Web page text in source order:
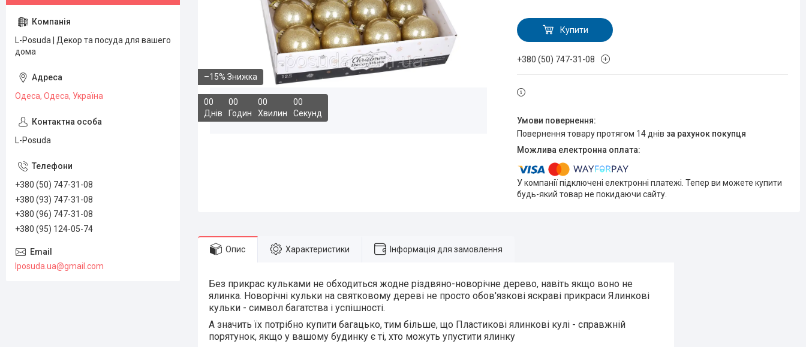
–15%
00
Днів
00
Годин
00
Хвилин
00
Секунд
Купити
+380 (50) 747-31-08
повернення товару протягом 14 днів за рахунок покупця
У компанії підключені електронні платежі. Тепер ви можете купити
будь-який товар не покидаючи сайту.
Опис Характеристики Інформація для замовлення
Без прикрас кульками не обходиться жодне різдвяно-новорічне дерево, навіть якщо воно не
ялинка. Новорічні кульки на святковому дереві не просто обов'язкові яскраві прикраси Ялинкові
кульки - символ багатства і успішності.
А значить їх потрібно купити багацько, тим більше, що Пластикові ялинкові кулі - справжній
порятунок, якщо у вашому будинку є ті, хто можуть упустити ялинку
L-Posuda | Декор та посуда для вашего
дома
Одеса, Одеса, Україна
L-Posuda
+380 (50) 747-31-08
+380 (93) 747-31-08
+380 (96) 747-31-08
+380 (95) 124-05-74
lposuda.ua@gmail.com